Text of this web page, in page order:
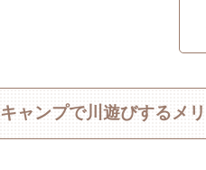
キャンプで川遊びするメ